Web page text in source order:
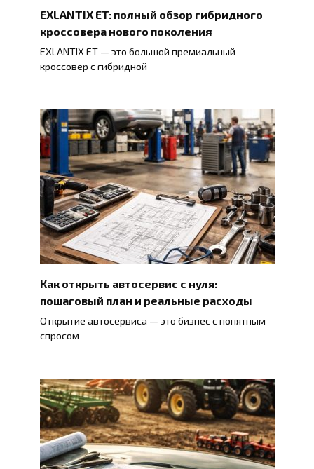
EXLANTIX ET: полный обзор гибридного
кроссовера нового поколения
EXLANTIX ET — это большой премиальный
кроссовер с гибридной
Как открыть автосервис с нуля:
пошаговый план и реальные расходы
Открытие автосервиса — это бизнес с понятным
спросом